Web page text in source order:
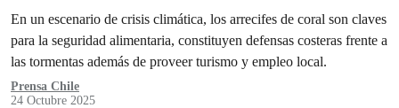
En un escenario de crisis climática, los arrecifes de coral son claves
para la seguridad alimentaria, constituyen defensas costeras frente a
las tormentas además de proveer turismo y empleo local.
Prensa Chile
24 Octubre 2025